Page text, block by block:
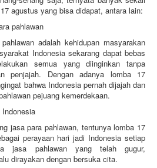
agustus yang bisa didapat, antara lain:
pahlawan
adalah kehidupan masyarakan
Indonesia sekarang dapat bebas
semua yang diinginkan tanpa
penjajah. Dengan adanya lomba 17
bahwa Indonesia pernah dijajah dan
pejuang kemerdekaan.
jasa para pahlawan, tentunya lomba 17
perayaan hari jadi Indonesia setiap
jasa pahlawan yang telah gugur,
dirayakan dengan bersuka cita.